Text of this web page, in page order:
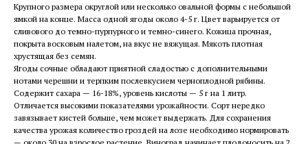
Крупного размера округлой или несколько овальной формы с небольшой
ямкой на конце. Масса одной ягоды около 4-5 г. Цвет варьируется от
сливового до темно-пурпурного и темно-синего. Кожица прочная,
покрыта восковым налетом, на вкус не вяжущая. Мякоть плотная
хрустящая без семян.
Ягоды сочные обладают приятной сладостью с дополнительными
нотами черешни и терпким послевкусием черноплодной рябины.
Содержит сахара — 16-18%, уровень кислоты — 5 г на 1 литр.
Отличается высокими показателями урожайности. Сорт нередко
завязывает кистей больше, чем может выдержать. Для сохранения
качества урожая количество гроздей на лозе необходимо нормировать
— около 30 на взрослое растение. Виноград начинает плодоносить на 2